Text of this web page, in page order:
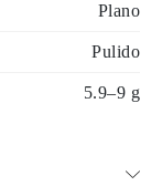
Plano
Pulido
5.9–9 g